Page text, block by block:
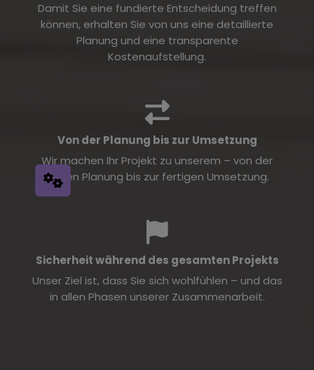
Damit Sie eine fundierte Entscheidung treffen
können, erhalten Sie von uns eine detaillierte
Planung und eine transparente
Kostenaufstellung.
Von der Planung bis zur Umsetzung
Wir machen Ihr Projekt zu unserem – von der
ersten Planung bis zur fertigen Umsetzung.
Sicherheit während des gesamten Projekts
Unser Ziel ist, dass Sie sich wohlfühlen – und das
in allen Phasen unserer Zusammenarbeit.